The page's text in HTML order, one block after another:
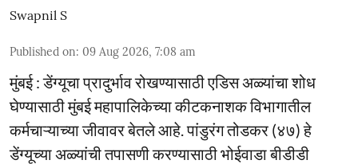
Swapnil S
Published on: 09 Aug 2026, 7:08 am
मुंबई : डेंग्यूचा प्रादुर्भाव रोखण्यासाठी एडिस अळ्यांचा शोध
घेण्यासाठी मुंबई महापालिकेच्या कीटकनाशक विभागातील
कर्मचाऱ्याच्या जीवावर बेतले आहे. पांडुरंग तोडकर (४७) हे
डेंग्यूच्या अळ्यांची तपासणी करण्यासाठी भोईवाडा बीडीडी